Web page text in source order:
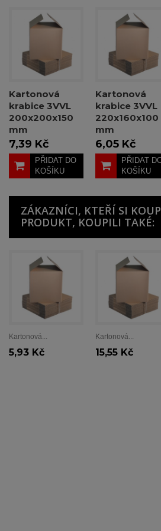
Kartonová
krabice 3VVL
200x200x150
mm
7,39 Kč
PŘIDAT DO
KOŠÍKU
Kartonová
krabice 3VVL
220x160x100
mm
6,05 Kč
PŘIDAT
KOŠÍKU
ZÁKAZNÍCI, KTEŘÍ SI
PRODUKT, KOUPILI TAKÉ:
Kartonová...
5,93 Kč
Kartonová...
15,55 Kč